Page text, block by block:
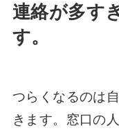
連絡が多す
す。
つらくなるのは
きます。窓口の